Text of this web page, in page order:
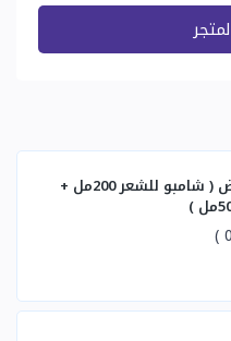
امامي - عرض ( شامبو للشعر 200مل +